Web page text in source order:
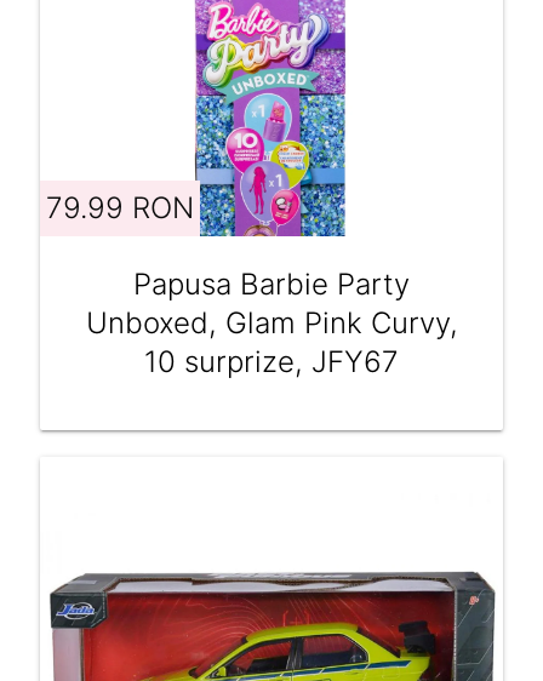
79.99 RON
Papusa Barbie Party
Unboxed, Glam Pink Curvy,
10 surprize, JFY67